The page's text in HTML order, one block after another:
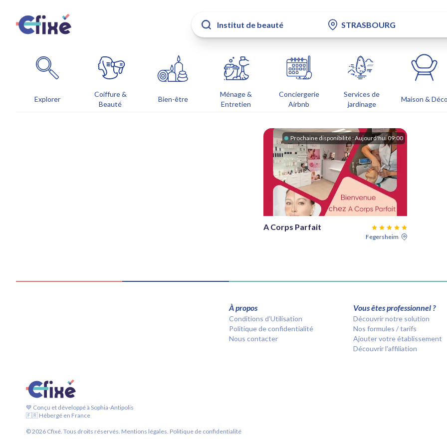
Explorer
Coiffure &
Beauté
Bien-être
Ménage &
Entretien
Conciergerie
Airbnb
Services de
jardinage
Maison & Déco
Prochaine disponibilité :Aujourd'hui 09:00
A Corps Parfait
Fegersheim
À propos
Conditions d’Utilisation
Politique de confidentialité
Nous contacter
Vous êtes professionnel ?
Découvrir notre solution
Nos formules / tarifs
Ajouter votre établissement
Découvrir l'affiliation
💙 Conçu et développé à Sophia-Antipolis
🇫🇷 Hébergé en France
©2026 Cfixé. Tous droits réservés. Mentions légales. Politique de confidentialité